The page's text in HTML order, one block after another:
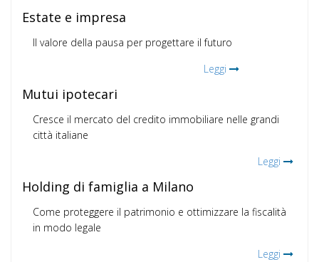
Estate e impresa
Il valore della pausa per progettare il futuro
Leggi
Mutui ipotecari
Cresce il mercato del credito immobiliare nelle grandi
città italiane
Leggi
Holding di famiglia a Milano
Come proteggere il patrimonio e ottimizzare la fiscalità
in modo legale
Leggi